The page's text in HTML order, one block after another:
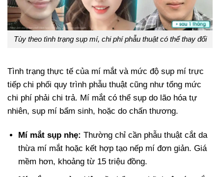
Tùy theo tình trạng sụp mí, chi phí phẫu thuật có thể thay đổi
Tình trạng thực tế của mí mắt và mức độ sụp mí trực
tiếp chi phối quy trình phẫu thuật cũng như tổng mức
chi phí phải chi trả. Mí mắt có thể sụp do lão hóa tự
nhiên, sụp mí bẩm sinh, hoặc do chấn thương.
Mí mắt sụp nhẹ: Thường chỉ cần phẫu thuật cắt da
thừa mí mắt hoặc kết hợp tạo nếp mí đơn giản. Giá
mềm hơn, khoảng từ 15 triệu đồng.